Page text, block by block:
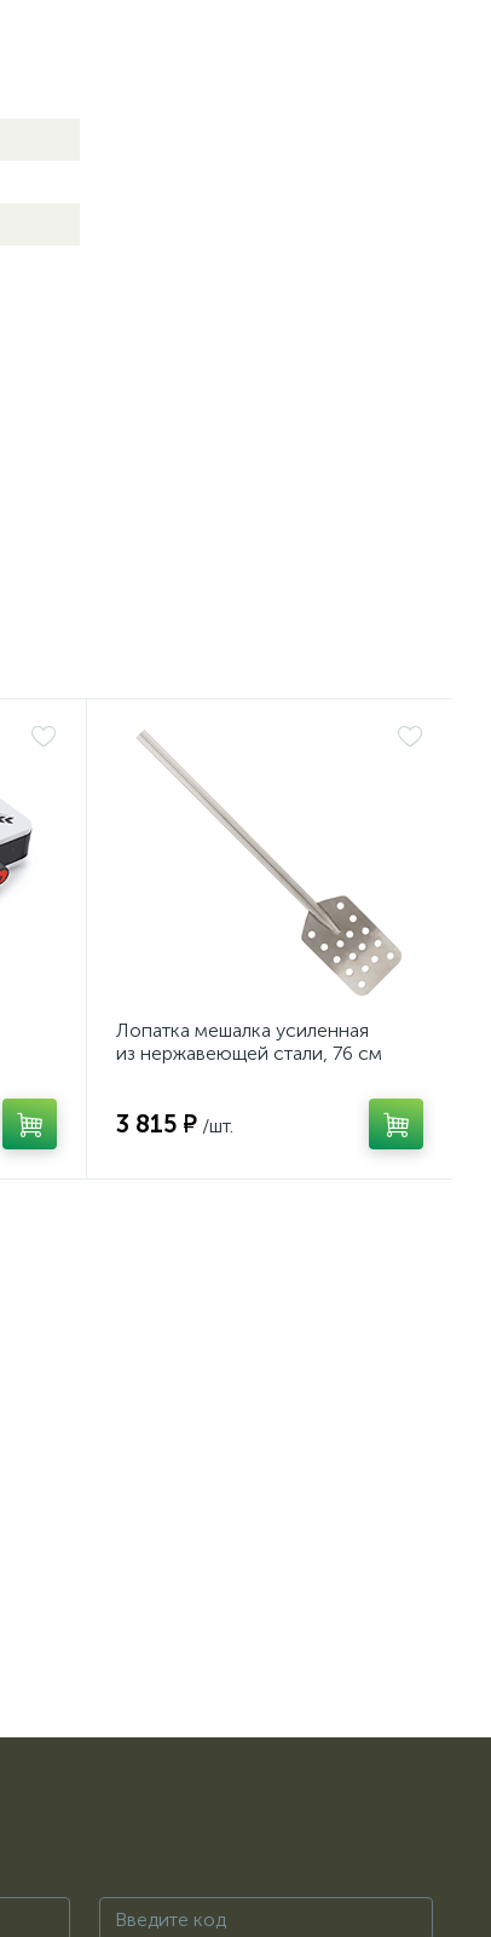
Лопатка мешалка усиленная
из нержавеющей стали, 76 см
3 815 ₽ /шт.